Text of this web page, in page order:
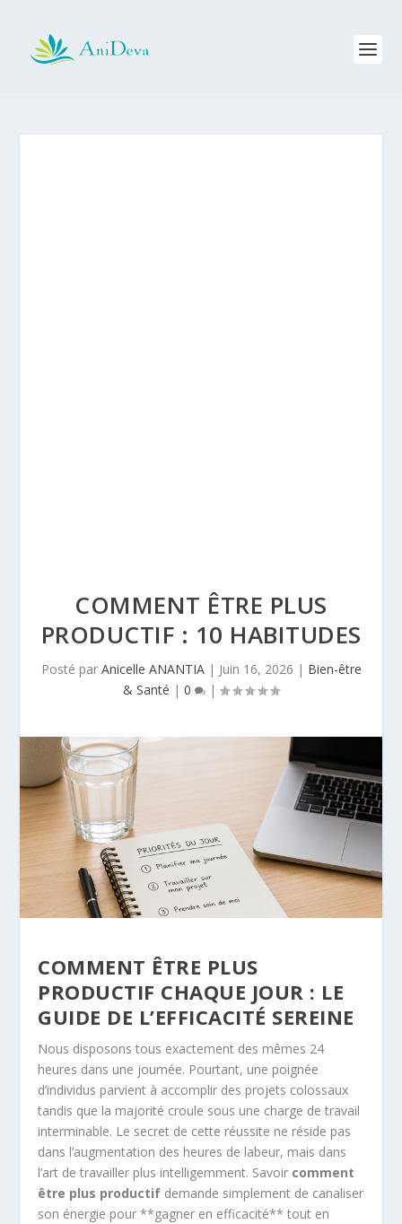
COMMENT ÊTRE PLUS
PRODUCTIF : 10 HABITUDES
Posté par Anicelle ANANTIA| Juin 16, 2026 | Bien-être
& Santé | 0 |
COMMENT ÊTRE PLUS
PRODUCTIF CHAQUE JOUR : LE
GUIDE DE L’EFFICACITÉ SEREINE
Nous disposons tous exactement des mêmes 24
heures dans une journée. Pourtant, une poignée
d’individus parvient à accomplir des projets colossaux
tandis que la majorité croule sous une charge de travail
interminable. Le secret de cette réussite ne réside pas
dans l’augmentation des heures de labeur, mais dans
l’art de travailler plus intelligemment. Savoir comment
être plus productif demande simplement de canaliser
son énergie pour **gagner en efficacité** tout en